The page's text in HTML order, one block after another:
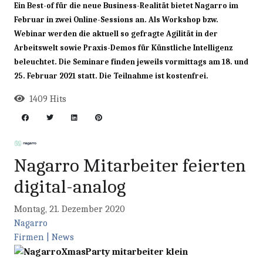
Ein Best-of für die neue Business-Realität bietet Nagarro im
Februar in zwei Online-Sessions an. Als Workshop bzw.
Webinar werden die aktuell so gefragte Agilität in der
Arbeitswelt sowie Praxis-Demos für Künstliche Intelligenz
beleuchtet. Die Seminare finden jeweils vormittags am 18. und
25. Februar 2021 statt. Die Teilnahme ist kostenfrei.
1409 Hits
Nagarro Mitarbeiter feierten
digital-analog
Montag, 21. Dezember 2020
Nagarro
Firmen | News